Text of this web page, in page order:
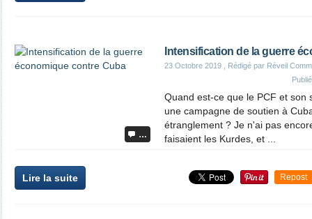
…
Intensification de la guerre
23 Octobre 2019 , Rédigé par Réveil
Quand est-ce que le PCF et son
une campagne de soutien à
étranglement ? Je n'ai pas
faisaient les Kurdes, et ...
Lire la suite Repost